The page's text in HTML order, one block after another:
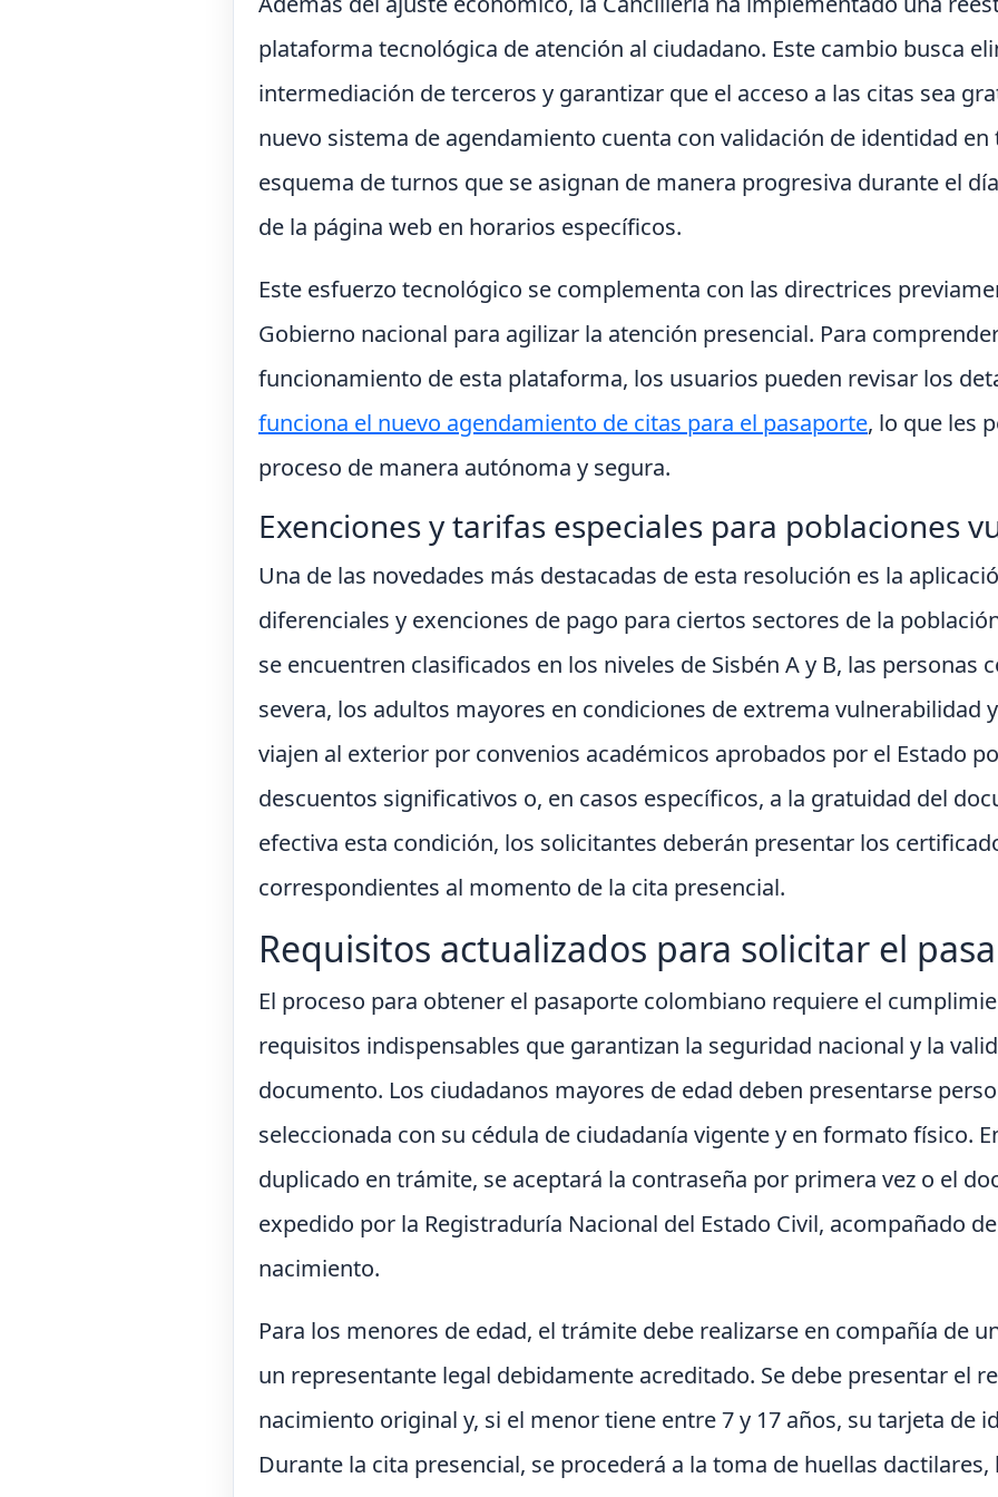
plataforma tecnológica de atención al ciudadano. Este cambio busca
intermediación de terceros y garantizar que el acceso a las citas sea
nuevo sistema de agendamiento cuenta con validación de identidad
esquema de turnos que se asignan de manera progresiva durante el
de la página web en horarios específicos.
Este esfuerzo tecnológico se complementa con las directrices
Gobierno nacional para agilizar la atención presencial. Para
funcionamiento de esta plataforma, los usuarios pueden revisar los
funciona el nuevo agendamiento de citas para el pasaporte, lo que les
proceso de manera autónoma y segura.
Exenciones y tarifas especiales para poblaciones
Una de las novedades más destacadas de esta resolución es la
diferenciales y exenciones de pago para ciertos sectores de la
se encuentren clasificados en los niveles de Sisbén A y B, las personas
severa, los adultos mayores en condiciones de extrema vulnerabilidad
viajen al exterior por convenios académicos aprobados por el Estado
descuentos significativos o, en casos específicos, a la gratuidad del
efectiva esta condición, los solicitantes deberán presentar los
correspondientes al momento de la cita presencial.
Requisitos actualizados para solicitar el
El proceso para obtener el pasaporte colombiano requiere el
requisitos indispensables que garantizan la seguridad nacional y la
documento. Los ciudadanos mayores de edad deben presentarse
seleccionada con su cédula de ciudadanía vigente y en formato físico.
duplicado en trámite, se aceptará la contraseña por primera vez o el
expedido por la Registraduría Nacional del Estado Civil, acompañado
nacimiento.
Para los menores de edad, el trámite debe realizarse en compañía de
un representante legal debidamente acreditado. Se debe presentar el
nacimiento original y, si el menor tiene entre 7 y 17 años, su tarjeta de
Durante la cita presencial, se procederá a la toma de huellas